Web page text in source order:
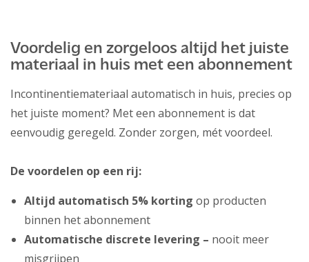
Voordelig en zorgeloos altijd het juiste
materiaal in huis met een abonnement
Incontinentiemateriaal automatisch in huis, precies op
het juiste moment? Met een abonnement is dat
eenvoudig geregeld. Zonder zorgen, mét voordeel.
De voordelen op een rij:
Altijd automatisch 5% korting op producten
binnen het abonnement
Automatische discrete levering – nooit meer
misgrijpen